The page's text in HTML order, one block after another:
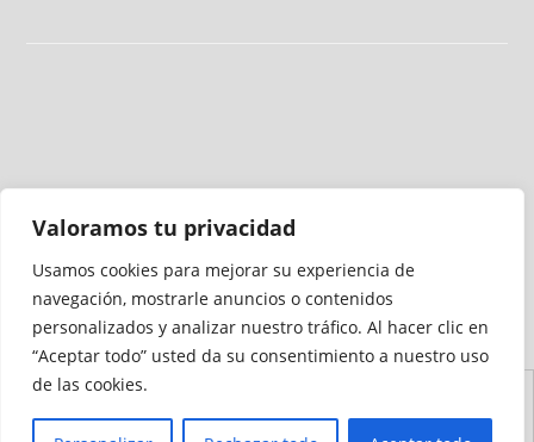
Valoramos tu privacidad
Usamos cookies para mejorar su experiencia de
navegación, mostrarle anuncios o contenidos
personalizados y analizar nuestro tráfico. Al hacer clic en
“Aceptar todo” usted da su consentimiento a nuestro uso
de las cookies.
Medio auditado por